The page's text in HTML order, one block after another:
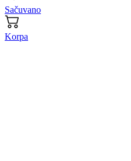
Sačuvano
Korpa